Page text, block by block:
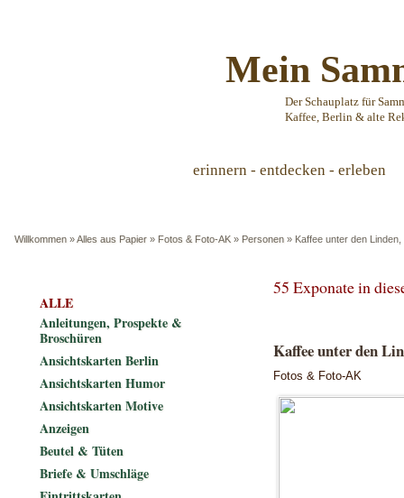
Mein
Der Schauplatz für
Kaffee, Berlin & alte
erinnern - entdecken - erleben
Willkommen »Alles aus Papier » Fotos & Foto-AK » Personen » Kaffee unter den Linden,
55 Exponate in
Kaffee unter den
Fotos & Foto-AK
ALLE
Anleitungen, Prospekte &
Broschüren
Ansichtskarten Berlin
Ansichtskarten Humor
Ansichtskarten Motive
Anzeigen
Beutel & Tüten
Briefe & Umschläge